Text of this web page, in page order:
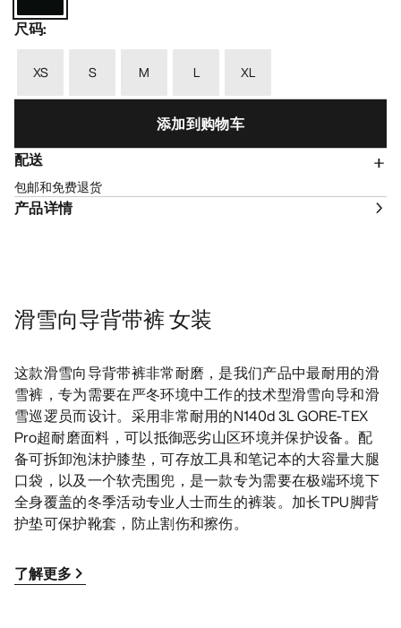
尺码:
XS S M L XL
添加到购物车
配送
包邮和免费退货
产品详情
滑雪向导背带裤 女装
这款滑雪向导背带裤非常耐磨，是我们产品中最耐用的滑
雪裤，专为需要在严冬环境中工作的技术型滑雪向导和滑
雪巡逻员而设计。采用非常耐用的N140d 3L GORE-TEX
Pro超耐磨面料，可以抵御恶劣山区环境并保护设备。配
备可拆卸泡沫护膝垫，可存放工具和笔记本的大容量大腿
口袋，以及一个软壳围兜，是一款专为需要在极端环境下
全身覆盖的冬季活动专业人士而生的裤装。加长TPU脚背
护垫可保护靴套，防止割伤和擦伤。
了解更多